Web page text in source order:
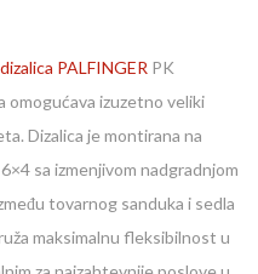
dizalica PALFINGER PK
omogućava izuzetno veliki
Dizalica je montirana na
sa izmenjivom nadgradnjom
tovarnog sanduka i sedla
maksimalnu fleksibilnost u